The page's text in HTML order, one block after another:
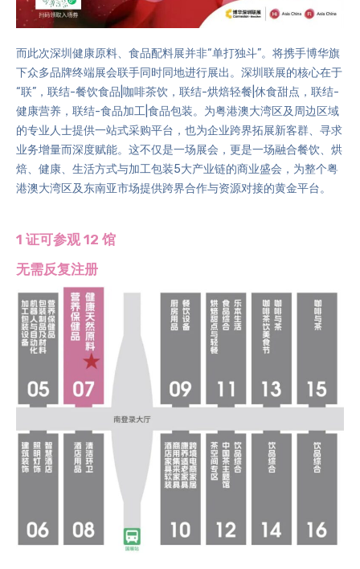
而此次深圳健康原料、食品配料展并非“单打独斗”。将携手博华旗
下众多品牌终端展会联手同时同地进行展出。深圳联展的核心在于
“联”，联结-餐饮食品|咖啡茶饮，联结-烘焙轻餐|休食甜点，联结-
健康营养，联结-食品加工|食品包装。为粤港澳大湾区及周边区域
的专业人士提供一站式采购平台，也为企业跨界拓展新客群、寻求
业务增量而深度赋能。这不仅是一场展会，更是一场融合餐饮、烘
焙、健康、生活方式与加工包装5大产业链的商业盛会，为整个粤
港澳大湾区及东南亚市场提供跨界合作与资源对接的黄金平台。
1 证可参观 12 馆
无需反复注册